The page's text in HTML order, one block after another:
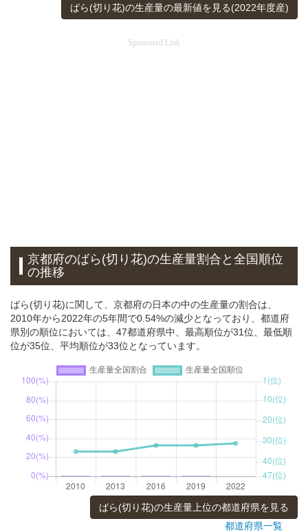
ばら(切り花)の生産量の最新値を見る(2022年度産)
Sponsored Link
京都府のばら(切り花)の生産量割合と全国順位
の推移
ばら(切り花)に関して、京都府の日本の中の生産量の割合は、
2010年から2022年の5年間で0.54%の減少となっており、都道府
県別の順位においては、47都道府県中、最高順位が31位、最低順
位が35位、平均順位が33位となっています。
ばら(切り花)の生産量上位の都道府県を見る
都道府県一覧